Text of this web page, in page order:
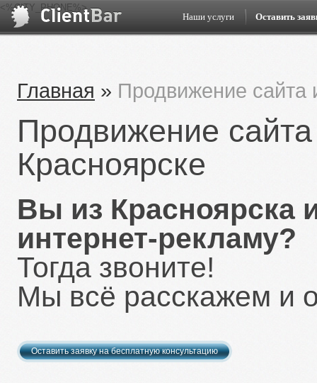
Наши услуги Оставить
<%CITY_PHONE%>
Главная » Продвижение сайта
Продвижение
Красноярске
Вы из Красноярска
интернет-рекламу?
Тогда звоните!
Мы всё расскажем и